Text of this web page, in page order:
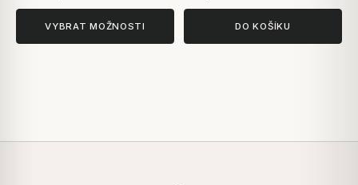
VYBRAT MOŽNOSTI DO KOŠÍKU